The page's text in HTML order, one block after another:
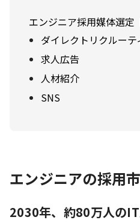
エンジニア採用媒体選定
ダイレクトリクルーテ
求人広告
人材紹介
SNS
エンジニアの採用
2030年、約80万人の